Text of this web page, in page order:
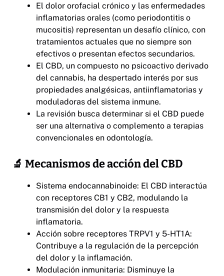
El dolor orofacial crónico y las enfermedades
inflamatorias orales (como periodontitis o
mucositis) representan un desafío clínico, con
tratamientos actuales que no siempre son
efectivos o presentan efectos secundarios.
El CBD, un compuesto no psicoactivo derivado
del cannabis, ha despertado interés por sus
propiedades analgésicas, antiinflamatorias y
moduladoras del sistema inmune.
La revisión busca determinar si el CBD puede
ser una alternativa o complemento a terapias
convencionales en odontología.
🔬 Mecanismos de acción del CBD
Sistema endocannabinoide: El CBD interactúa
con receptores CB1 y CB2, modulando la
transmisión del dolor y la respuesta
inflamatoria.
Acción sobre receptores TRPV1 y 5-HT1A:
Contribuye a la regulación de la percepción
del dolor y la inflamación.
Modulación inmunitaria: Disminuye la